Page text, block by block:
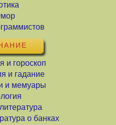
и гороскоп
и гадание
и мемуары
о банках